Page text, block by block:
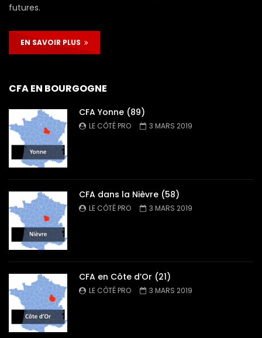
futures.
EN SAVOIR PLUS
CFA EN BOURGOGNE
CFA Yonne (89)
LE CÔTÉ PRO 3 MARS 2019
CFA dans la Nièvre (58)
LE CÔTÉ PRO 3 MARS 2019
CFA en Côte d’Or (21)
LE CÔTÉ PRO 3 MARS 2019